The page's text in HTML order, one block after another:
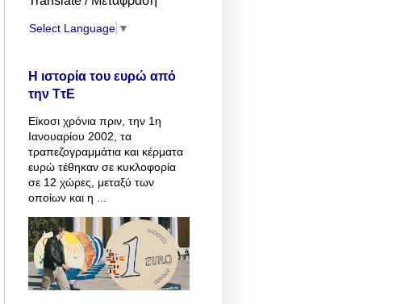
Select Language ▼
Η ιστορία του ευρώ από
την ΤτΕ
Είκοσι χρόνια πριν, την 1η
Ιανουαρίου 2002, τα
τραπεζογραμμάτια και κέρματα
ευρώ τέθηκαν σε κυκλοφορία
σε 12 χώρες, μεταξύ των
οποίων και η ...